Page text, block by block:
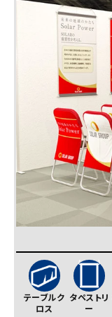
テーブルク
ロス
タペストリ
ー